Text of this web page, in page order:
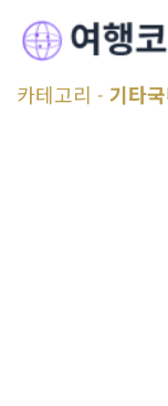
카테고리 기타